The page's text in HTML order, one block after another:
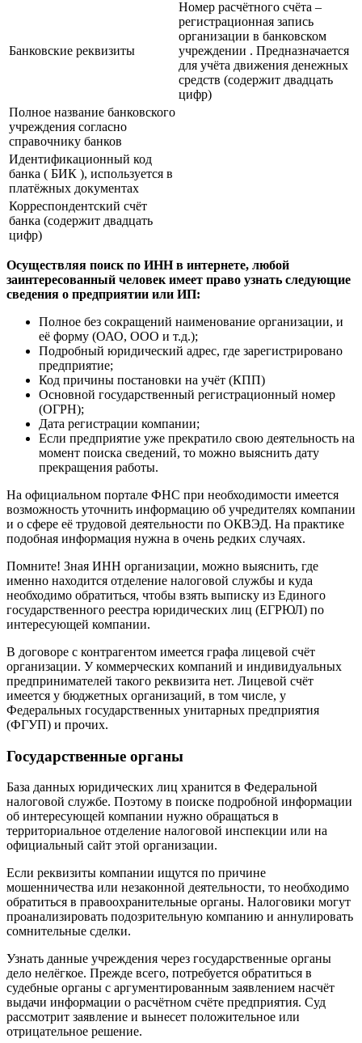
классификатор предприятий
и организаций (ОКПО) – код
классификатор объектов
административно –
территориального деления
(ОКАТО) – код, который
обозначает, в каком регионе
находится предприятие
Банковские реквизиты
средств (содержит двадцать
цифр)
Полное название банковского
учреждения согласно
справочнику банков
Идентификационный код
банка ( БИК ), используется в
платёжных документах
Корреспондентский счёт
банка (содержит двадцать
цифр)
Осуществляя поиск по ИНН в интернете, любой
заинтересованный человек имеет право узнать следующие
Полное без сокращений наименование организации, и
её форму (ОАО, ООО и т.д.);
Подробный юридический адрес, где зарегистрировано
Код причины постановки на учёт (КПП)
Основной государственный регистрационный номер
(ОГРН);
Дата регистрации компании;
Если предприятие уже прекратило свою деятельность на
прекращения работы.
На официальном портале ФНС при необходимости имеется
возможность уточнить информацию об учредителях компании
и о сфере её трудовой деятельности по ОКВЭД. На практике
подобная информация нужна в очень редких случаях.
Помните! Зная ИНН организации, можно выяснить, где
необходимо обратиться, чтобы взять выписку из Единого
государственного реестра юридических лиц (ЕГРЮЛ) по
интересующей компании.
В договоре с контрагентом имеется графа лицевой счёт
организации. У коммерческих компаний и индивидуальных
предпринимателей такого реквизита нет. Лицевой счёт
имеется у бюджетных организаций, в том числе, у
Федеральных государственных унитарных предприятия
(ФГУП) и прочих.
База данных юридических лиц хранится в Федеральной
налоговой службе. Поэтому в поиске подробной информации
об интересующей компании нужно обращаться в
территориальное отделение налоговой инспекции или на
официальный сайт этой организации.